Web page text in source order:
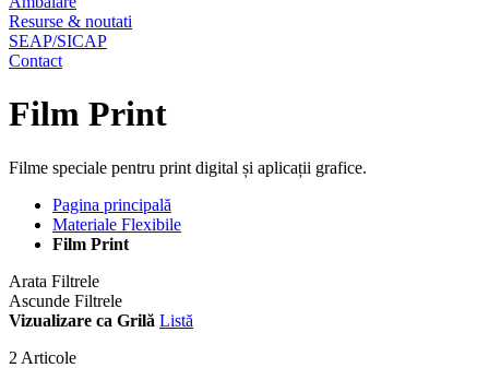
Resurse & noutati
SEAP/SICAP
Contact
Film Print
Filme speciale pentru print digital și aplicații grafice.
Pagina principală
Materiale Flexibile
Film Print
Arata Filtrele
Ascunde Filtrele
Vizualizare ca Grilă Listă
2 Articole